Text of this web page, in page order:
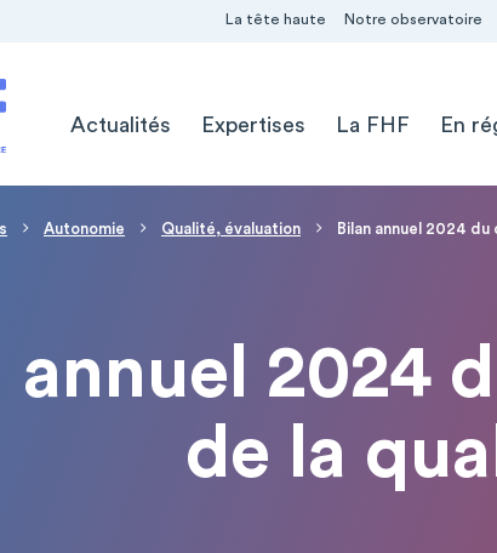
La tête haute Notre observatoire
Actualités
Expertises La FHF En
Autonomie Qualité, évaluation Bilan annuel 2024
annuel 2024
de la